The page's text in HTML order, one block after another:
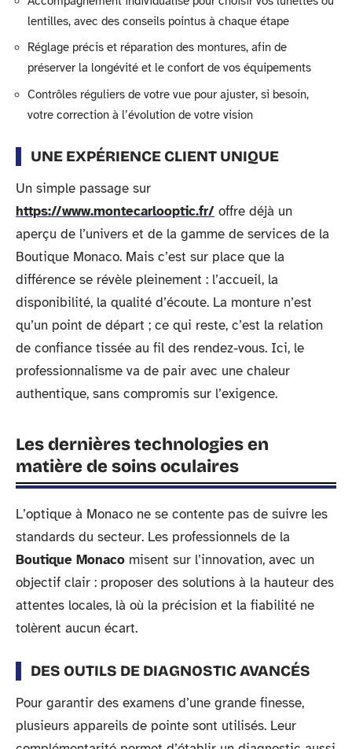
lentilles, avec des conseils pointus à chaque étape
Réglage précis et réparation des montures, afin de
préserver la longévité et le confort de vos équipements
Contrôles réguliers de votre vue pour ajuster, si besoin,
votre correction à l’évolution de votre vision
UNE EXPÉRIENCE CLIENT UNIQUE
Un simple passage sur
https://www.montecarlooptic.fr/ offre déjà un
aperçu de l’univers et de la gamme de services de la
Boutique Monaco. Mais c’est sur place que la
différence se révèle pleinement : l’accueil, la
disponibilité, la qualité d’écoute. La monture n’est
qu’un point de départ ; ce qui reste, c’est la relation
de confiance tissée au fil des rendez-vous. Ici, le
professionnalisme va de pair avec une chaleur
authentique, sans compromis sur l’exigence.
Les dernières technologies en
matière de soins oculaires
L’optique à Monaco ne se contente pas de suivre les
standards du secteur. Les professionnels de la
Boutique Monaco misent sur l’innovation, avec un
objectif clair : proposer des solutions à la hauteur des
attentes locales, là où la précision et la fiabilité ne
tolèrent aucun écart.
DES OUTILS DE DIAGNOSTIC AVANCÉS
Pour garantir des examens d’une grande finesse,
plusieurs appareils de pointe sont utilisés. Leur